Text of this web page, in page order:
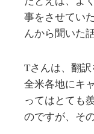
事をさせてい
んから聞いた話
Tさんは、翻
全米各地にキ
ってはとても
のですが、そ